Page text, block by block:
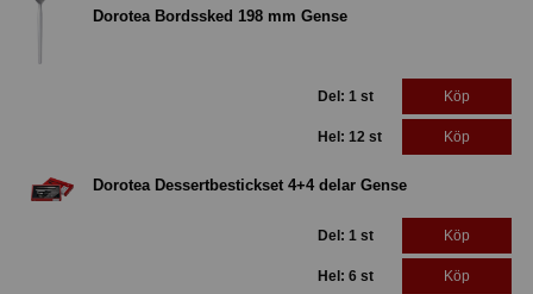
Dorotea Bordssked 198 mm Gense
Del: 1 st Köp
Hel: 12 st Köp
Dorotea Dessertbestickset 4+4 delar Gense
Del: 1 st Köp
Hel: 6 st Köp